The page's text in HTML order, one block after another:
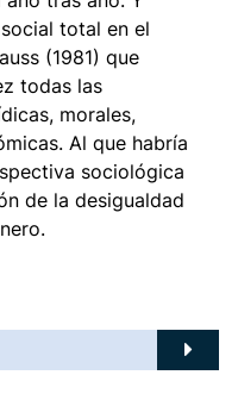
total en el
(1981) que
todas las
morales,
Al que habría
sociológica
de la desigualdad